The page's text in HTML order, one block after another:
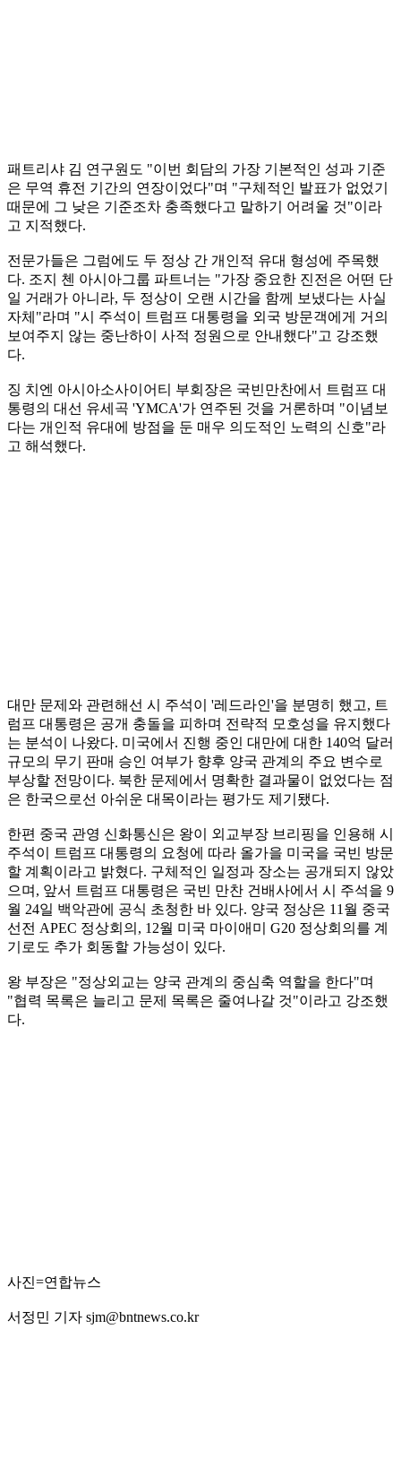
패트리샤 김 연구원도 "이번 회담의 가장 기본적인 성과 기준
은 무역 휴전 기간의 연장이었다"며 "구체적인 발표가 없었기
때문에 그 낮은 기준조차 충족했다고 말하기 어려울 것"이라
고 지적했다.
전문가들은 그럼에도 두 정상 간 개인적 유대 형성에 주목했
다. 조지 첸 아시아그룹 파트너는 "가장 중요한 진전은 어떤 단
일 거래가 아니라, 두 정상이 오랜 시간을 함께 보냈다는 사실
자체"라며 "시 주석이 트럼프 대통령을 외국 방문객에게 거의
보여주지 않는 중난하이 사적 정원으로 안내했다"고 강조했
다.
징 치엔 아시아소사이어티 부회장은 국빈만찬에서 트럼프 대
통령의 대선 유세곡 'YMCA'가 연주된 것을 거론하며 "이념보
다는 개인적 유대에 방점을 둔 매우 의도적인 노력의 신호"라
고 해석했다.
대만 문제와 관련해선 시 주석이 '레드라인'을 분명히 했고, 트
럼프 대통령은 공개 충돌을 피하며 전략적 모호성을 유지했다
는 분석이 나왔다. 미국에서 진행 중인 대만에 대한 140억 달러
규모의 무기 판매 승인 여부가 향후 양국 관계의 주요 변수로
부상할 전망이다. 북한 문제에서 명확한 결과물이 없었다는 점
은 한국으로선 아쉬운 대목이라는 평가도 제기됐다.
한편 중국 관영 신화통신은 왕이 외교부장 브리핑을 인용해 시
주석이 트럼프 대통령의 요청에 따라 올가을 미국을 국빈 방문
할 계획이라고 밝혔다. 구체적인 일정과 장소는 공개되지 않았
으며, 앞서 트럼프 대통령은 국빈 만찬 건배사에서 시 주석을 9
월 24일 백악관에 공식 초청한 바 있다. 양국 정상은 11월 중국
선전 APEC 정상회의, 12월 미국 마이애미 G20 정상회의를 계
기로도 추가 회동할 가능성이 있다.
왕 부장은 "정상외교는 양국 관계의 중심축 역할을 한다"며
"협력 목록은 늘리고 문제 목록은 줄여나갈 것"이라고 강조했
다.
사진=연합뉴스
서정민 기자 sjm@bntnews.co.kr